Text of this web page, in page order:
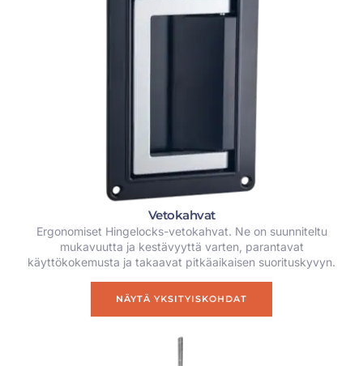
Vetokahvat
Ergonomiset Hingelocks-vetokahvat. Ne on suunniteltu
mukavuutta ja kestävyyttä varten, parantavat
käyttökokemusta ja takaavat pitkäaikaisen suorituskyvyn.
NÄYTÄ YKSITYISKOHDAT